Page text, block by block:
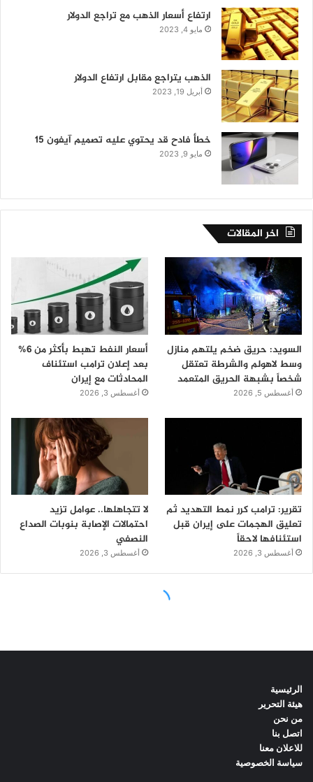
الرئيسية
هيئة التحرير
من نحن
اتصل بنا
للاعلان معنا
سياسة الخصوصية